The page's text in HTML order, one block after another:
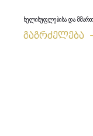
ხელისუფლებისა და
გაგრძელება